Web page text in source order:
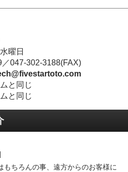
曜日
047-302-3188(FAX)
と同じ
と同じ
もちろんの事、遠方からのお客様に